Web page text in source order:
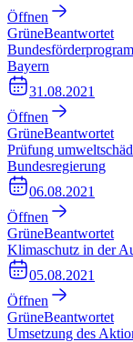
Öffnen
GrüneBeantwortet
Bayern
31.08.2021
Öffnen
GrüneBeantwortet
Prüfung
Bundesregierung
06.08.2021
Öffnen
GrüneBeantwortet
Klimaschutz in der
05.08.2021
Öffnen
GrüneBeantwortet
Umsetzung des